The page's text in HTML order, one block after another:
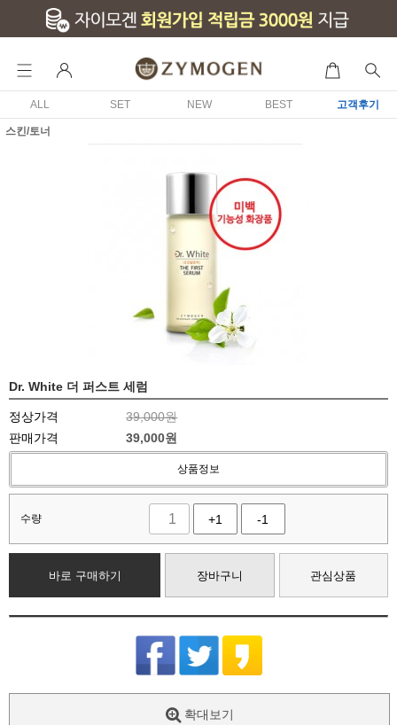
ALL SET NEW BEST 고객후기
스킨/토너
Dr. White 더 퍼스트 세럼
정상가격
39,000원
판매가격
39,000원
상품정보
수량 +1 -1
바로 구매하기 장바구니 관심상품
확대보기